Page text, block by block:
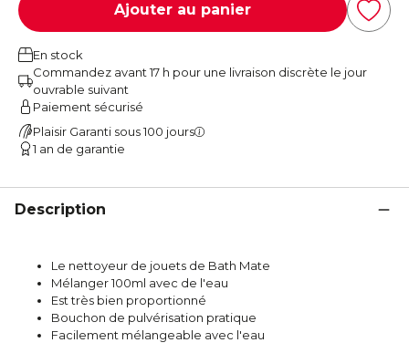
Ajouter au panier
En stock
Commandez avant 17 h pour une livraison discrète le jour
ouvrable suivant
Paiement sécurisé
Plaisir Garanti sous 100 jours
1 an de garantie
Description
Le nettoyeur de jouets de Bath Mate
Mélanger 100ml avec de l'eau
Est très bien proportionné
Bouchon de pulvérisation pratique
Facilement mélangeable avec l'eau